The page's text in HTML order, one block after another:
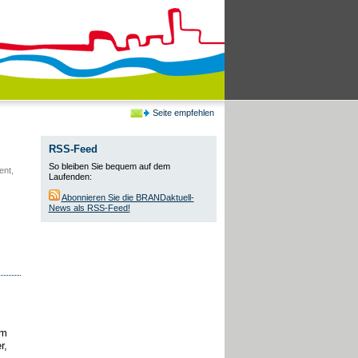
Seite empfehlen
RSS-Feed
So bleiben Sie bequem auf dem
Laufenden:
Abonnieren Sie die BRANDaktuell-
News als RSS-Feed!